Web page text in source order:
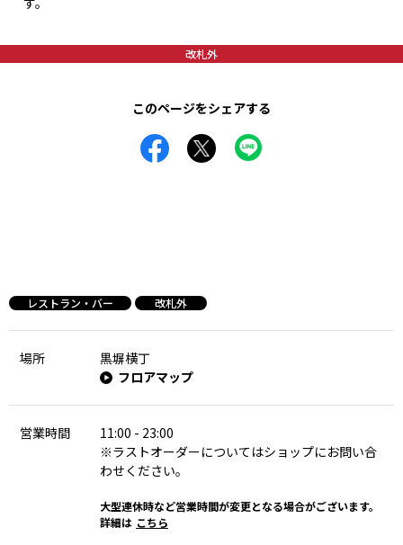
改札外
このページをシェアする
レストラン・バー 改札外
場所
黒塀横丁
フロアマップ
営業時間
11:00 - 23:00
※ラストオーダーについてはショップにお問い合
わせください。
大型連休時など営業時間が変更となる場合がございます。
詳細は こちら